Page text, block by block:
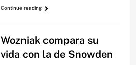
Continue reading
Wozniak compara su
vida con la de Snowden